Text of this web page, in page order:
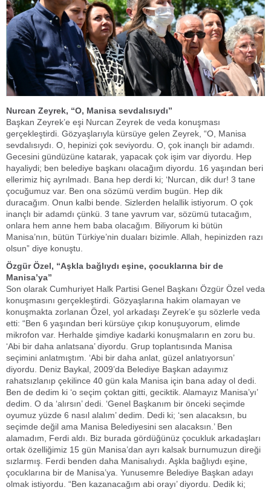
Nurcan Zeyrek, “O, Manisa sevdalısıydı”
Başkan Zeyrek’e eşi Nurcan Zeyrek de veda konuşması
gerçekleştirdi. Gözyaşlarıyla kürsüye gelen Zeyrek, “O, Manisa
sevdalısıydı. O, hepinizi çok seviyordu. O, çok inançlı bir adamdı.
Gecesini gündüzüne katarak, yapacak çok işim var diyordu. Hep
hayaliydi; ben belediye başkanı olacağım diyordu. 16 yaşından beri
ellerimiz hiç ayrılmadı. Bana hep derdi ki; ‘Nurcan, dik dur! 3 tane
çocuğumuz var. Ben ona sözümü verdim bugün. Hep dik
duracağım. Onun kalbi bende. Sizlerden helallik istiyorum. O çok
inançlı bir adamdı çünkü. 3 tane yavrum var, sözümü tutacağım,
onlara hem anne hem baba olacağım. Biliyorum ki bütün
Manisa’nın, bütün Türkiye’nin duaları bizimle. Allah, hepinizden razı
olsun” diye konuştu.
Özgür Özel, “Aşkla bağlıydı eşine, çocuklarına bir de
Manisa’ya”
Son olarak Cumhuriyet Halk Partisi Genel Başkanı Özgür Özel veda
konuşmasını gerçekleştirdi. Gözyaşlarına hakim olamayan ve
konuşmakta zorlanan Özel, yol arkadaşı Zeyrek’e şu sözlerle veda
etti: “Ben 6 yaşından beri kürsüye çıkıp konuşuyorum, elimde
mikrofon var. Herhalde şimdiye kadarki konuşmaların en zoru bu.
‘Abi bir daha anlatsana’ diyordu. Grup toplantısında Manisa
seçimini anlatmıştım. ‘Abi bir daha anlat, güzel anlatıyorsun’
diyordu. Deniz Baykal, 2009’da Belediye Başkan adayımız
rahatsızlanıp çekilince 40 gün kala Manisa için bana aday ol dedi.
Ben de dedim ki ‘o seçim çoktan gitti, geciktik. Alamayız Manisa’yı’
dedim. O da ‘alırsın’ dedi. ‘Genel Başkanım bir önceki seçimde
oyumuz yüzde 6 nasıl alalım’ dedim. Dedi ki; ‘sen alacaksın, bu
seçimde değil ama Manisa Belediyesini sen alacaksın.’ Ben
alamadım, Ferdi aldı. Biz burada gördüğünüz çocukluk arkadaşları
ortak özelliğimiz 15 gün Manisa’dan ayrı kalsak burnumuzun direği
sızlarmış. Ferdi benden daha Manisalıydı. Aşkla bağlıydı eşine,
çocuklarına bir de Manisa’ya. Yunusemre Belediye Başkan adayı
olmak istiyordu. “Ben kazanacağım abi orayı’ diyordu. Dedik ki;